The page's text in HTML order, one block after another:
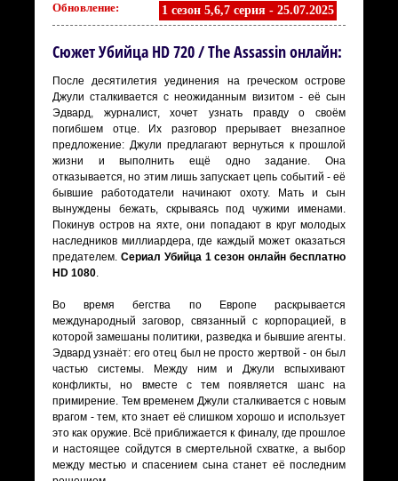
Обновление: 1 сезон 5,6,7 серия - 25.07.2025
Сюжет Убийца HD 720 / The Assassin онлайн:
После десятилетия уединения на греческом острове
Джули сталкивается с неожиданным визитом - её сын
Эдвард, журналист, хочет узнать правду о своём
погибшем отце. Их разговор прерывает внезапное
предложение: Джули предлагают вернуться к прошлой
жизни и выполнить ещё одно задание. Она
отказывается, но этим лишь запускает цепь событий - её
бывшие работодатели начинают охоту. Мать и сын
вынуждены бежать, скрываясь под чужими именами.
Покинув остров на яхте, они попадают в круг молодых
наследников миллиардера, где каждый может оказаться
предателем. Сериал Убийца 1 сезон онлайн бесплатно
HD 1080.
Во время бегства по Европе раскрывается
международный заговор, связанный с корпорацией, в
которой замешаны политики, разведка и бывшие агенты.
Эдвард узнаёт: его отец был не просто жертвой - он был
частью системы. Между ним и Джули вспыхивают
конфликты, но вместе с тем появляется шанс на
примирение. Тем временем Джули сталкивается с новым
врагом - тем, кто знает её слишком хорошо и использует
это как оружие. Всё приближается к финалу, где прошлое
и настоящее сойдутся в смертельной схватке, а выбор
между местью и спасением сына станет её последним